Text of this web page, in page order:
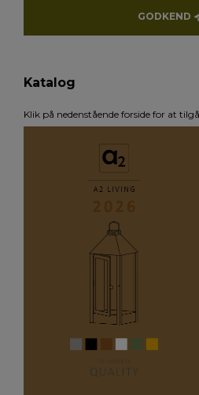
GODKEND
Katalog
Klik på nedenstående forside for at